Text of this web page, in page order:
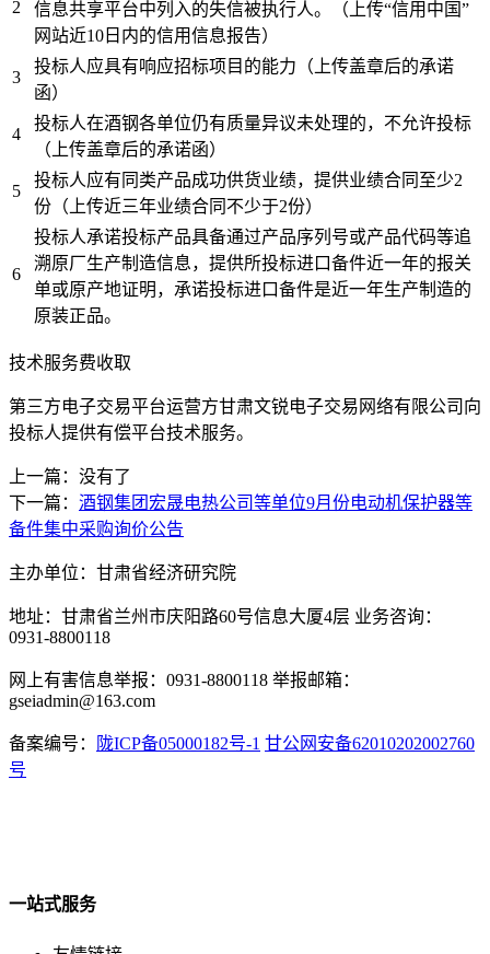
2
信息共享平台中列入的失信被执行人。（上传“信用中国”
网站近10日内的信用信息报告）
3
投标人应具有响应招标项目的能力（上传盖章后的承诺
函）
4
投标人在酒钢各单位仍有质量异议未处理的，不允许投标
（上传盖章后的承诺函）
5
投标人应有同类产品成功供货业绩，提供业绩合同至少2
份（上传近三年业绩合同不少于2份）
6
投标人承诺投标产品具备通过产品序列号或产品代码等追
溯原厂生产制造信息，提供所投标进口备件近一年的报关
单或原产地证明，承诺投标进口备件是近一年生产制造的
原装正品。
技术服务费收取
第三方电子交易平台运营方甘肃文锐电子交易网络有限公司向
投标人提供有偿平台技术服务。
上一篇：没有了
下一篇： 酒钢集团宏晟电热公司等单位9月份电动机保护器等
备件集中采购询价公告
主办单位：甘肃省经济研究院
地址：甘肃省兰州市庆阳路60号信息大厦4层 业务咨询：
0931-8800118
网上有害信息举报：0931-8800118 举报邮箱：
gseiadmin@163.com
备案编号： 陇ICP备05000182号-1 甘公网安备62010202002760
号
一站式服务